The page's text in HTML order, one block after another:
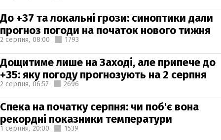
До +37 та локальні грози: синоптики дали
прогноз погоди на початок нового тижня
2 серпня, 08:00 1793
Дощитиме лише на Заході, але припече до
+35: яку погоду прогнозують на 2 серпня
2 серпня, 06:57 2696
Спека на початку серпня: чи поб'є вона
рекордні показники температури
1 серпня, 20:00 1539